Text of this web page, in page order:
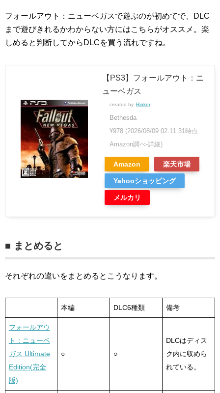
フォールアウト：ニューベガスで遊ぶのが初めてで、DLC
まで遊びきれるかわからない方にはこちらがオススメ。楽
しめると判断してからDLCを買う流れですね。
【PS3】フォールアウト：ニ
ューベガス
created by Rinker
Bethesda
¥978 (2026/08/09 02:11:31時点
Amazon調べ-詳細)
Amazon 楽天市場
Yahooショッピング
メルカリ
■ まとめると
それぞれの違いをまとめるとこうなります。
本編 DLC6種類 備考
フォールアウ
ト：ニューベ
ガス Ultimate
Edition(完全
版)
○ ○
DLCはディス
ク内に収めら
れている。